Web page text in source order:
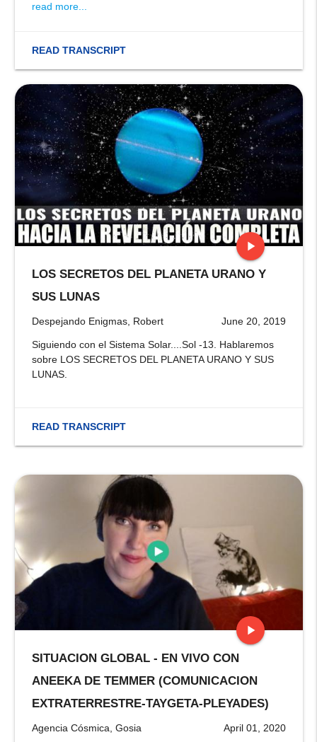
read more...
READ TRANSCRIPT
play_arrow
stop
LOS SECRETOS DEL PLANETA URANO Y
SUS LUNAS
Despejando Enigmas, Robert June 20, 2019
Siguiendo con el Sistema Solar....Sol -13. Hablaremos
sobre LOS SECRETOS DEL PLANETA URANO Y SUS
LUNAS.
READ TRANSCRIPT
play_arrow
SITUACION GLOBAL - EN VIVO CON
ANEEKA DE TEMMER (COMUNICACION
EXTRATERRESTRE-TAYGETA-PLEYADES)
Agencia Cósmica, Gosia April 01, 2020